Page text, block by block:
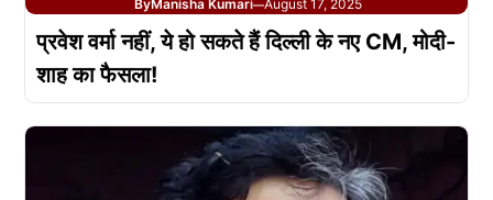
ByManisha Kumari—August 17, 2025
प्रवेश वर्मा नहीं, ये हो सकते हैं दिल्ली के नए CM, मोदी-
शाह का फैसला!